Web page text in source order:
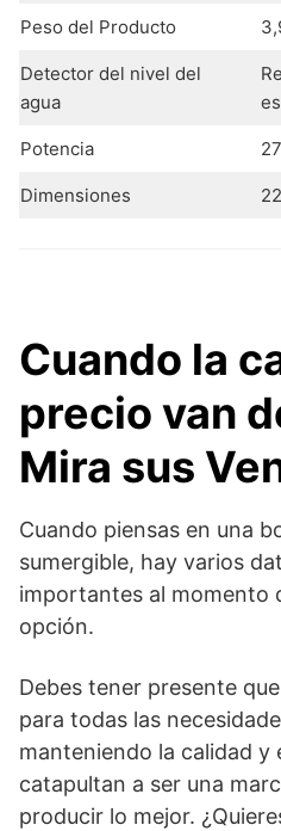
Peso del Producto
Detector del nivel del
agua
Potencia
Dimensiones
Cuando la
precio van
Mira sus
Cuando piensas en una
sumergible, hay varios
importantes al momento
opción.
Debes tener presente
para todas las
manteniendo la calidad y
catapultan a ser una
producir lo mejor.